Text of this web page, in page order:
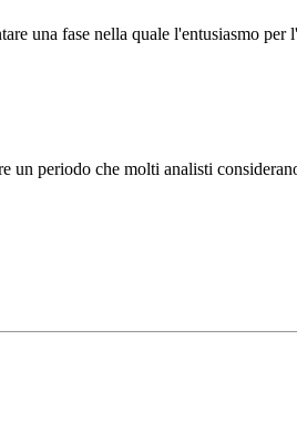
una fase nella quale l'entusiasmo per
periodo che molti analisti